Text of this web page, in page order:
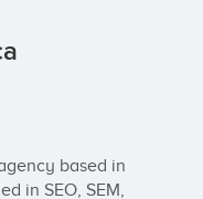
based in
in SEO, SEM,